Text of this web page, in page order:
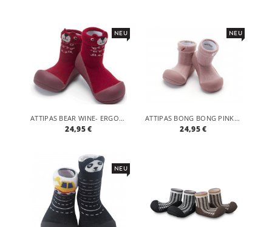
NEU
ATTIPAS BEAR WINE- ERGONOMISCHE BABY LAUFLERNSCHUHE, ATMUNGSAKTIVE KINDER HAUSSCHUHE ABS SOCKEN BABYSCHUHE ANTIRUTSCH
24,95 €
NEU
ATTIPAS BONG BONG PINK- ERGONOMISCHE BABY LAUFLERNSCHUHE, ATMUNGSAKTIVE KINDER HAUSSCHUHE ABS SOCKEN BABYSCHUHE ANTIRUTSCH
24,95 €
NEU